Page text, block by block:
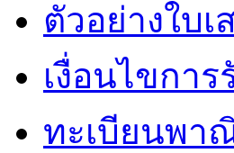
ตัวอย่างใบเ
เงื่อนไขกา
ทะเบียนพา